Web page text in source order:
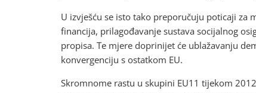
U izvješću se isto tako preporučuju poticaji za
financija, prilagođavanje sustava socijalnog
propisa. Te mjere doprinijet će ublažavanju
konvergenciju s ostatkom EU.
Skromnome rastu u skupini EU11 tijekom